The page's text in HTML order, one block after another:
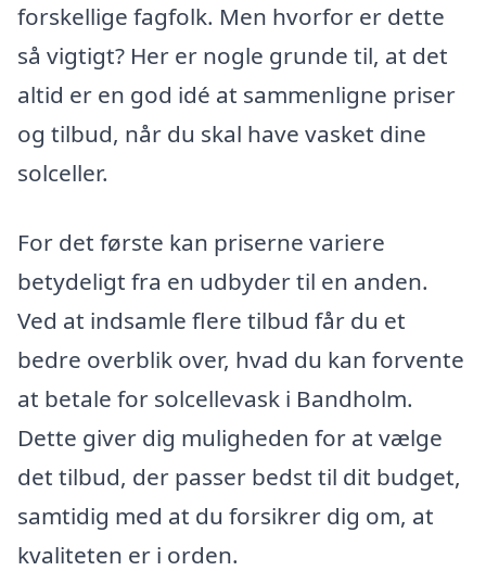
forskellige fagfolk. Men hvorfor er dette
så vigtigt? Her er nogle grunde til, at det
altid er en god idé at sammenligne priser
og tilbud, når du skal have vasket dine
solceller.
For det første kan priserne variere
betydeligt fra en udbyder til en anden.
Ved at indsamle flere tilbud får du et
bedre overblik over, hvad du kan forvente
at betale for solcellevask i Bandholm.
Dette giver dig muligheden for at vælge
det tilbud, der passer bedst til dit budget,
samtidig med at du forsikrer dig om, at
kvaliteten er i orden.